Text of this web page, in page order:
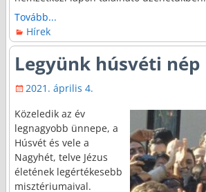
Tovább...
Hírek
Legyünk húsvéti nép
2021. április 4.
Közeledik az év
legnagyobb ünnepe, a
Húsvét és vele a
Nagyhét, telve Jézus
életének legértékesebb
misztériumaival.